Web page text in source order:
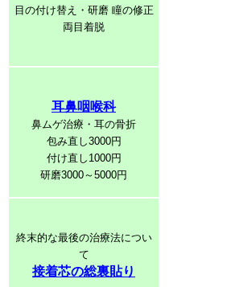
目の付け替え・研磨 瞳の修正
両目着脱
耳鼻咽喉科
鼻ムゲ治療・耳の骨折
包み直し3000円
付け直し1000円
研磨3000～5000円
終末的な最後の治療法につい
て
接着芯の総裏貼り